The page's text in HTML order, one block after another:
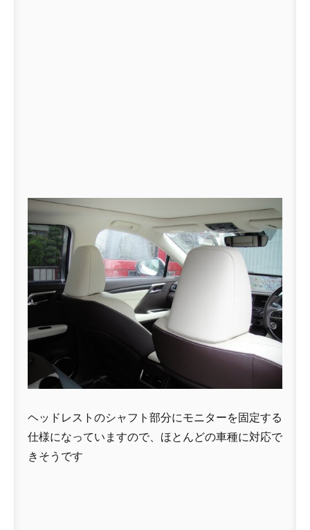
ヘッドレストのシャフト部分にモニターを固定する
仕様になっていますので、ほとんどの車種に対応で
きそうです